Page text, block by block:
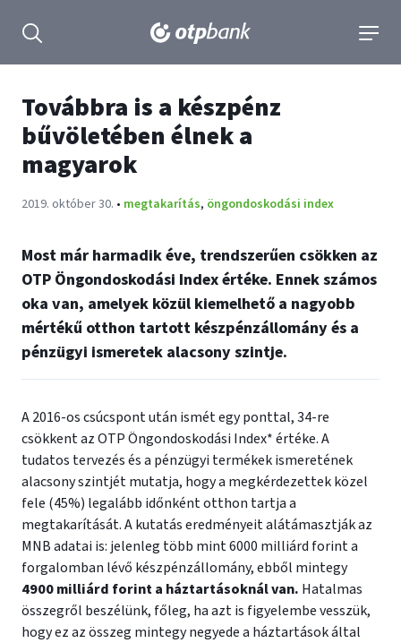
Keresés kinyitása
Továbbra is a készpénz
bűvöletében élnek a
magyarok
Publikálva:
2019. október 30. • megtakarítás, öngondoskodási index
Most már harmadik éve, trendszerűen csökken az
OTP Öngondoskodási Index értéke. Ennek számos
oka van, amelyek közül kiemelhető a nagyobb
mértékű otthon tartott készpénzállomány és a
pénzügyi ismeretek alacsony szintje.
A 2016-os csúcspont után ismét egy ponttal, 34-re
csökkent az OTP Öngondoskodási Index* értéke. A
tudatos tervezés és a pénzügyi termékek ismeretének
alacsony szintjét mutatja, hogy a megkérdezettek közel
fele (45%) legalább időnként otthon tartja a
megtakarítását. A kutatás eredményeit alátámasztják az
MNB adatai is: jelenleg több mint 6000 milliárd forint a
forgalomban lévő készpénzállomány, ebből mintegy
4900 milliárd forint a háztartásoknál van. Hatalmas
összegről beszélünk, főleg, ha azt is figyelembe vesszük,
hogy ez az összeg mintegy negyede a háztartások által